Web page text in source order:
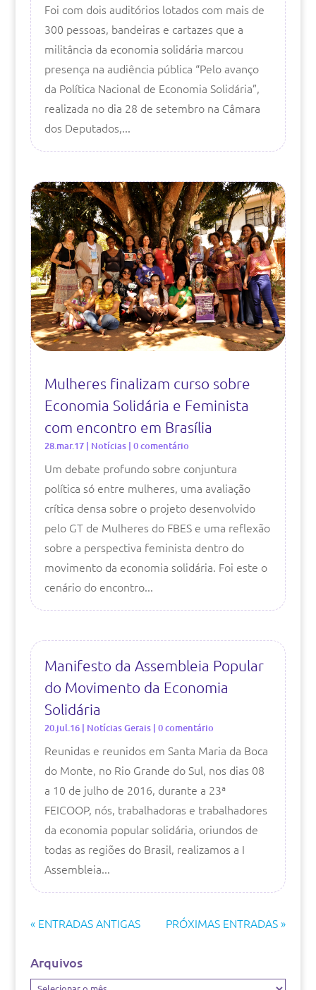
Foi com dois auditórios lotados com mais de
300 pessoas, bandeiras e cartazes que a
militância da economia solidária marcou
presença na audiência pública “Pelo avanço
da Política Nacional de Economia Solidária”,
realizada no dia 28 de setembro na Câmara
dos Deputados,...
Mulheres finalizam curso sobre
Economia Solidária e Feminista
com encontro em Brasília
28.mar.17| Notícias| 0 comentário
Um debate profundo sobre conjuntura
política só entre mulheres, uma avaliação
crítica densa sobre o projeto desenvolvido
pelo GT de Mulheres do FBES e uma reflexão
sobre a perspectiva feminista dentro do
movimento da economia solidária. Foi este o
cenário do encontro...
Manifesto da Assembleia Popular
do Movimento da Economia
Solidária
20.jul.16| Notícias Gerais| 0 comentário
Reunidas e reunidos em Santa Maria da Boca
do Monte, no Rio Grande do Sul, nos dias 08
a 10 de julho de 2016, durante a 23ª
FEICOOP, nós, trabalhadoras e trabalhadores
da economia popular solidária, oriundos de
todas as regiões do Brasil, realizamos a I
Assembleia...
« ENTRADAS ANTIGAS PRÓXIMAS ENTRADAS »
Arquivos
Arquivos